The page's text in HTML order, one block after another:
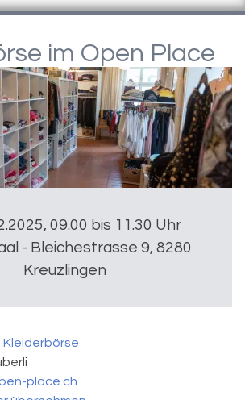
im Open Place
09.00 bis 11.30 Uhr
- Bleichestrasse 9, 8280
Kreuzlingen
Kleiderbörse
place.ch